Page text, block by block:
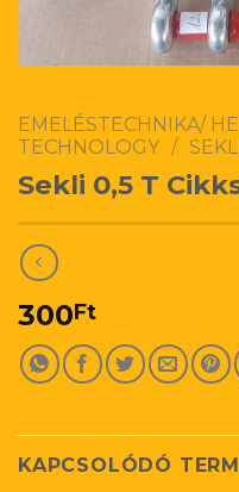
EMELÉSTECHNIKA/
TECHNOLOGY /
Sekli 0,5 T
300Ft
KAPCSOLÓDÓ